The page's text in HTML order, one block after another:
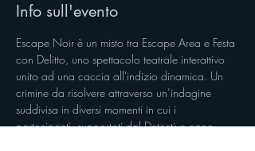
Info sull'evento
Escape Noir è un misto tra Escape Area e Festa
con Delitto, uno spettacolo teatrale interattivo
unito ad una caccia all'indizio dinamica. Un
crimine da risolvere attraverso un’indagine
suddivisa in diversi momenti in cui i
partecipanti, supportati dal Detective capo,